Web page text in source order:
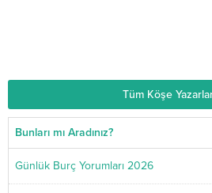
Tüm Köşe
Bunları mı Aradınız?
Günlük Burç Yorumları 2026